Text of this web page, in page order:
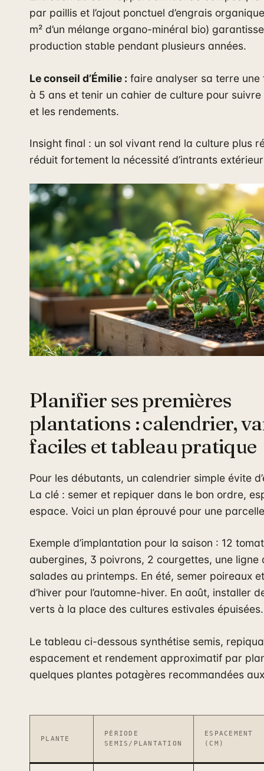
par paillis et l’ajout ponctuel d’engrais
m² d’un mélange organo-minéral bio)
production stable pendant plusieurs années.
Le conseil d’Émilie : faire analyser sa terre une
à 5 ans et tenir un cahier de culture pour
et les rendements.
Insight final : un sol vivant rend la culture plus
réduit fortement la nécessité d’intrants
Planifier ses premières
plantations : calendrier,
faciles et tableau pratique
Pour les débutants, un calendrier simple évite
La clé : semer et repiquer dans le bon ordre,
espace. Voici un plan éprouvé pour une
Exemple d’implantation pour la saison : 12
aubergines, 3 poivrons, 2 courgettes, une ligne
salades au printemps. En été, semer poireaux
d’hiver pour l’automne-hiver. En août, installer
verts à la place des cultures estivales épuisées.
Le tableau ci-dessous synthétise semis,
espacement et rendement approximatif par
quelques plantes potagères recommandées
PLANTE
PÉRIODE
SEMIS/PLANTATION
ESPACEMENT
(CM)